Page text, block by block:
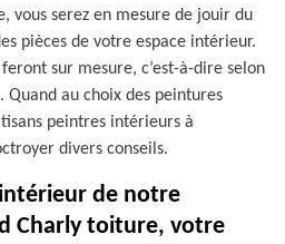
vous serez en mesure de jouir du
pièces de votre espace intérieur.
feront sur mesure, c’est-à-dire selon
Quand au choix des peintures
peintres intérieurs à
divers conseils.
de notre
Charly toiture, votre